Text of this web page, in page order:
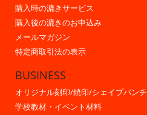
購入時の漉きサービス
購入後の漉きのお申込み
メールマガジン
特定商取引法の表示
BUSINESS
オリジナル刻印/焼印/シェイプパンチ
学校教材・イベント材料